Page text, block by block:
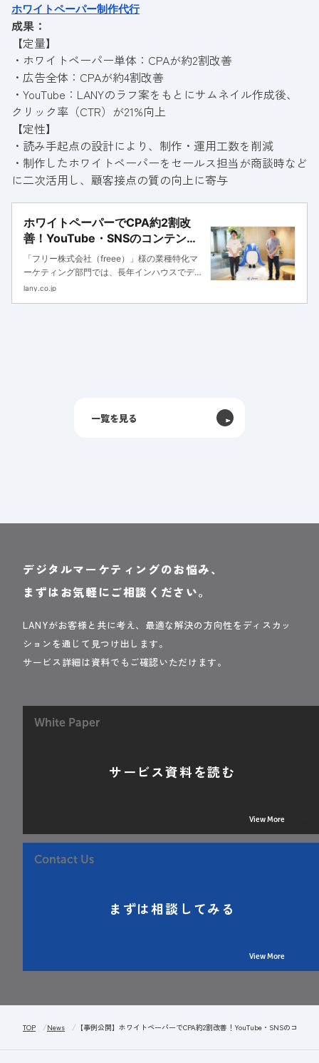
ホワイトペーパー制作代行
成果：
【定量】
・ホワイトペーパー単体：CPAが約2割改善
・広告全体：CPAが約4割改善
・YouTube：LANYのラフ案をもとにサムネイル作成後、
クリック率（CTR）が21%向上
【定性】
・読み手起点の設計により、制作・運用工数を削減
・制作したホワイトペーパーをセールス担当が商談時など
に二次活用し、顧客接点の質の向上に寄与
ホワイトペーパーでCPA約2割改
善！YouTube・SNSのコンテンツ
制作へ支援を拡大した事例
「フリー株式会社（freee）」様の業種特化マ
ーケティング部門では、長年インハウスでデジ
タルマーケティング施策を推進してきまし
lany.co.jp
一覧を見る
デジタルマーケティングのお悩み、
まずはお気軽にご相談ください。
LANYがお客様と共に考え、最適な解決の方向性をディスカッ
ションを通じて見つけ出します。
サービス詳細は資料でもご確認いただけます。
White Paper
サービス資料を読む
View More
Contact Us
まずは相談してみる
View More
TOP News 【事例公開】ホワイトペーパーでCPA約2割改善！YouTube・SNSのコン